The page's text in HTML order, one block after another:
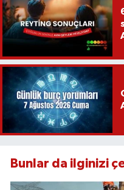
Bunlar da ilginizi